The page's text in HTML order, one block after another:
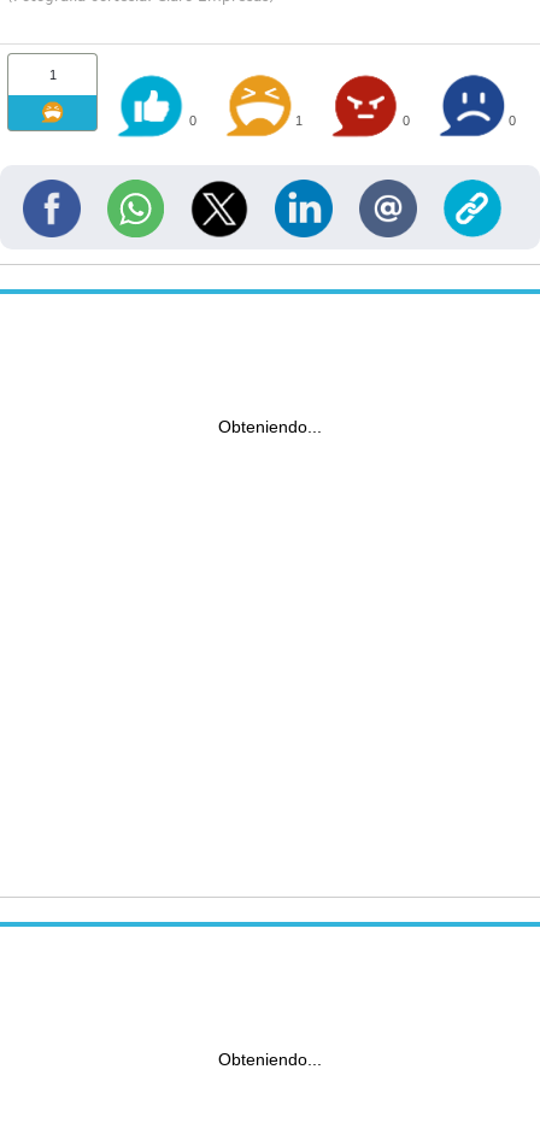
1
0 1 0 0
Obteniendo...
Obteniendo...